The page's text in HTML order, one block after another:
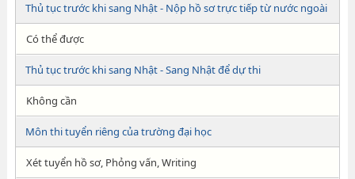
Thủ tục trước khi sang Nhật - Nộp hồ sơ trực tiếp từ nước ngoài
Có thể được
Thủ tục trước khi sang Nhật - Sang Nhật để dự thi
Không cần
Môn thi tuyển riêng của trường đại học
Xét tuyển hồ sơ, Phỏng vấn, Writing